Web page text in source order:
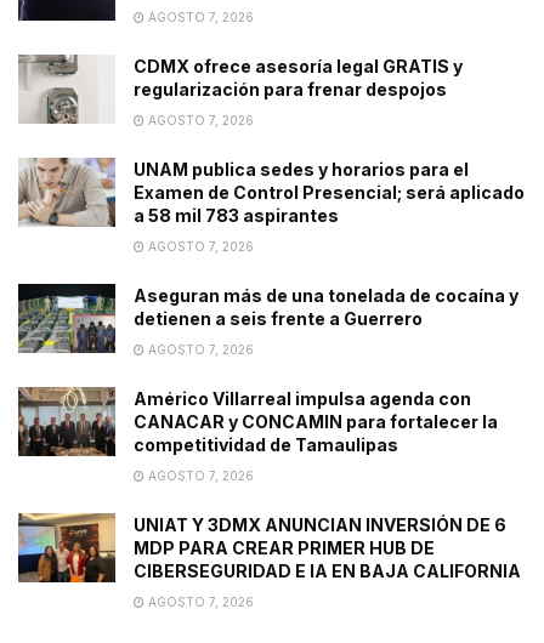
AGOSTO 7, 2026
CDMX ofrece asesoría legal GRATIS y
regularización para frenar despojos
AGOSTO 7, 2026
UNAM publica sedes y horarios para el
Examen de Control Presencial; será aplicado
a 58 mil 783 aspirantes
AGOSTO 7, 2026
Aseguran más de una tonelada de cocaína y
detienen a seis frente a Guerrero
AGOSTO 7, 2026
Américo Villarreal impulsa agenda con
CANACAR y CONCAMIN para fortalecer la
competitividad de Tamaulipas
AGOSTO 7, 2026
UNIAT Y 3DMX ANUNCIAN INVERSIÓN DE 6
MDP PARA CREAR PRIMER HUB DE
CIBERSEGURIDAD E IA EN BAJA CALIFORNIA
AGOSTO 7, 2026